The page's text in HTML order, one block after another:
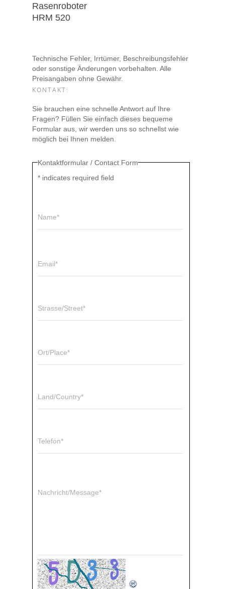
Rasenroboter
HRM 520
Technische Fehler, Irrtümer, Beschreibungsfehler
oder sonstige Änderungen vorbehalten. Alle
Preisangaben ohne Gewähr.
KONTAKT:
Sie brauchen eine schnelle Antwort auf Ihre
Fragen? Füllen Sie einfach dieses bequeme
Formular aus, wir werden uns so schnellst wie
möglich bei Ihnen melden.
Kontaktformular / Contact Form
* indicates required field
Name*
Email*
Strasse/Street*
Ort/Place*
Land/Country*
Telefon*
Nachricht/Message*